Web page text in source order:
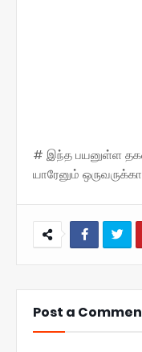
# இந்த பயனுள்ள
யாரேனும்
Post a